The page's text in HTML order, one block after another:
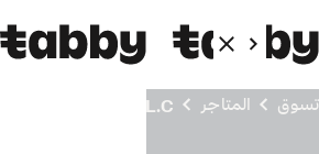
تسوق المتاجر TRADING L.L.C.